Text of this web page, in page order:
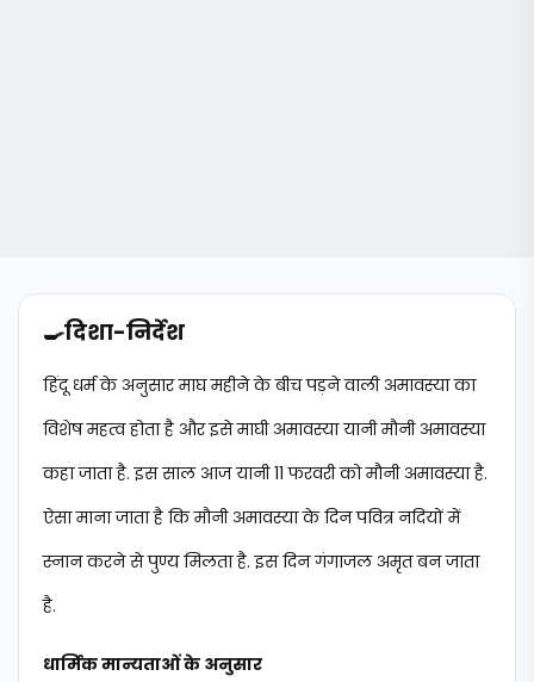
🍳दिशा-निर्देश
हिंदू धर्म के अनुसार माघ महीने के बीच पड़ने वाली अमावस्या का
विशेष महत्व होता है और इसे माघी अमावस्या यानी मौनी अमावस्या
कहा जाता है. इस साल आज यानी 11 फरवरी को मौनी अमावस्या है.
ऐसा माना जाता है कि मौनी अमावस्या के दिन पवित्र नदियों में
स्नान करने से पुण्य मिलता है. इस दिन गंगाजल अमृत बन जाता
है.
धार्मिक मान्यताओं के अनुसार